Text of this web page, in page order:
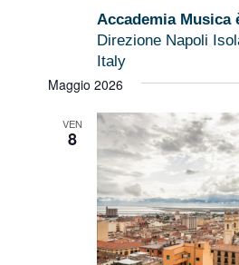
Accademia Musica
Direzione Napoli
Italy
Maggio 2026
VEN
8